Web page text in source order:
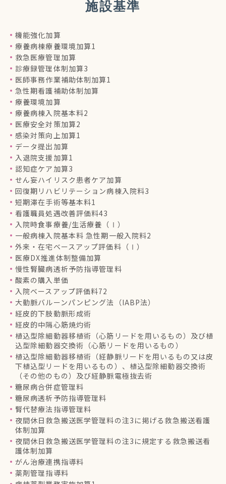
施設基準
機能強化加算
療養病棟療養環境加算1
救急医療管理加算
診療録管理体制加算3
医師事務作業補助体制加算1
急性期看護補助体制加算
療養環境加算
療養病棟入院基本料2
医療安全対策加算2
感染対策向上加算1
データ提出加算
入退院支援加算1
認知症ケア加算3
せん妄ハイリスク患者ケア加算
回復期リハビリテーション病棟入院料3
短期滞在手術等基本料1
看護職員処遇改善評価料43
入院時食事療養/生活療養（Ⅰ）
一般病棟入院基本料 急性期一般入院料2
外来・在宅ベースアップ評価料（Ⅰ）
医療DX推進体制整備加算
慢性腎臓病透析予防指導管理料
酸素の購入単価
入院ベースアップ評価料72
大動脈バルーンパンピング法（IABP法）
経皮的下肢動脈形成術
経皮的中隔心筋焼灼術
植込型除細動器移植術（心筋リードを用いるもの）及び植
込型除細動器交換術（心筋リードを用いるもの）
植込型除細動器移植術（経静脈リードを用いるもの又は皮
下植込型リードを用いるもの）、植込型除細動器交換術
（その他のもの）及び経静脈電極抜去術
糖尿病合併症管理料
糖尿病透析予防指導管理料
腎代替療法指導管理料
夜間休日救急搬送医学管理料の注3に掲げる救急搬送看護
体制加算
夜間休日救急搬送医学管理料の注3に規定する救急搬送看
護体制加算
がん治療連携指導料
薬剤管理指導料